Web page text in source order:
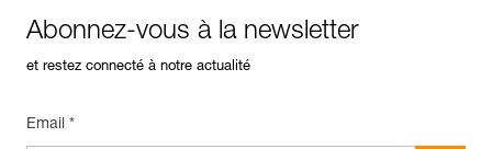
Abonnez-vous à la newsletter
et restez connecté à notre actualité
Email *